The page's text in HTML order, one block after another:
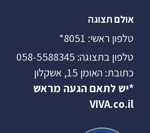
אולם תצוגה
טלפון ראשי: 8051*
טלפון בתצוגה: 058-5588345
כתובת: האומן 15, אשקלון
*יש לתאם הגעה מראש
VIVA.co.il